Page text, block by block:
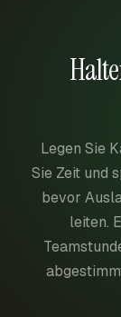
Legen Sie
Sie Zeit und
bevor
leiten.